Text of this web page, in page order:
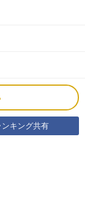
ンキング共有